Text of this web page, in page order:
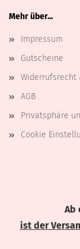
Mehr über...
Impressum
Gutscheine
Widerrufsrecht
AGB
Privatsphäre
Cookie
Ab
ist der